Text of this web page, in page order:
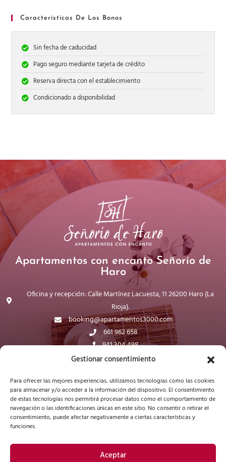
Gestionar consentimiento
Para ofrecer las mejores experiencias, utilizamos tecnologías como las cookies
para almacenar y/o acceder a la información del dispositivo. El consentimiento
de estas tecnologías nos permitirá procesar datos como el comportamiento de
navegación o las identificaciones únicas en este sitio. No consentir o retirar el
consentimiento, puede afectar negativamente a ciertas características y
funciones.
Aceptar
Características De Los Bonos
Sin fecha de caducidad
Pago seguro mediante tarjeta de crédito
Reserva directa con el establecimiento
Condicionado a disponibilidad
Apartamentos con encanto Señorío de
Haro
Oficina y recepción: Calle Martínez Lacuesta, 11 26200 Haro (La
Rioja).
booking@apartamentos3000.com
661 962 658
941 304 498
WhatsApp